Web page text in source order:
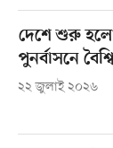
দেশে শুরু
পুনর্বাসনে
২২ জুলাই ২০২৬